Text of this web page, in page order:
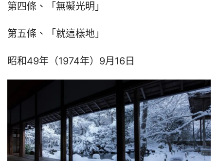
第四條、「無礙光明」
第五條、「就這樣地」
昭和49年（1974年）9月16日